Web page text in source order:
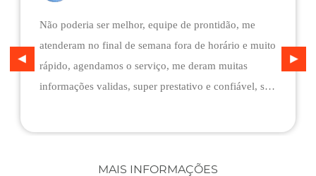
Não poderia ser melhor, equipe de prontidão, me
atenderam no final de semana fora de horário e muito
rápido, agendamos o serviço, me deram muitas
informações validas, super prestativo e confiável, são
desviaram para uma oficina mais próximo, sem
MAIS INFORMAÇÕES